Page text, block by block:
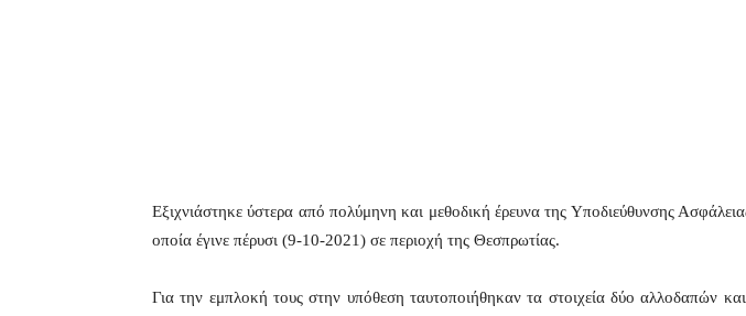
Εξιχνιάστηκε ύστερα από πολύμηνη και μεθοδική έρευνα της Υποδιεύθυνσης
οποία έγινε πέρυσι (9-10-2021) σε περιοχή της Θεσπρωτίας.
Για την εμπλοκή τους στην υπόθεση ταυτοποιήθηκαν τα στοιχεία δύο αλλοδαπών